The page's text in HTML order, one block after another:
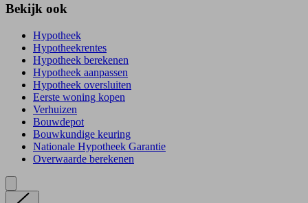
Bekijk ook
Hypotheek
Hypotheekrentes
Hypotheek berekenen
Hypotheek aanpassen
Hypotheek oversluiten
Eerste woning kopen
Verhuizen
Bouwdepot
Bouwkundige keuring
Nationale Hypotheek Garantie
Overwaarde berekenen